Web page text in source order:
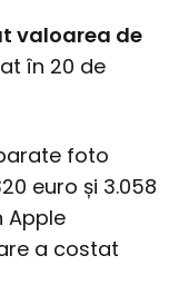
valoarea de
în 20 de
foto
euro și 3.058
Apple
a costat